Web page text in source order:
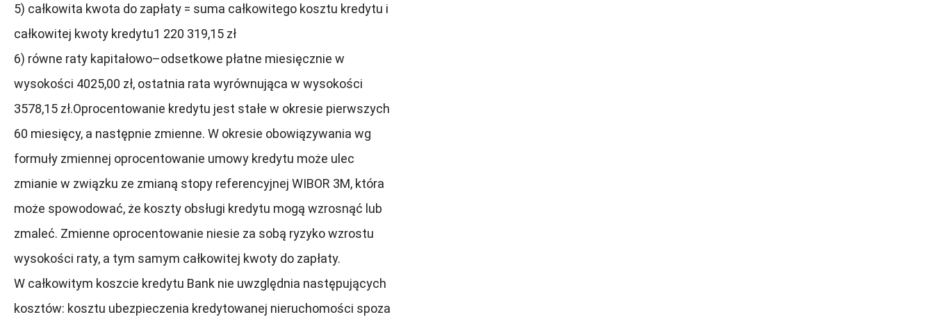
5) całkowita kwota do zapłaty = suma całkowitego kosztu kredytu i
całkowitej kwoty kredytu1 220 319,15 zł
6) równe raty kapitałowo–odsetkowe płatne miesięcznie w
wysokości 4025,00 zł, ostatnia rata wyrównująca w wysokości
3578,15 zł.Oprocentowanie kredytu jest stałe w okresie pierwszych
60 miesięcy, a następnie zmienne. W okresie obowiązywania wg
formuły zmiennej oprocentowanie umowy kredytu może ulec
zmianie w związku ze zmianą stopy referencyjnej WIBOR 3M, która
może spowodować, że koszty obsługi kredytu mogą wzrosnąć lub
zmaleć. Zmienne oprocentowanie niesie za sobą ryzyko wzrostu
wysokości raty, a tym samym całkowitej kwoty do zapłaty.
W całkowitym koszcie kredytu Bank nie uwzględnia następujących
kosztów: kosztu ubezpieczenia kredytowanej nieruchomości spoza